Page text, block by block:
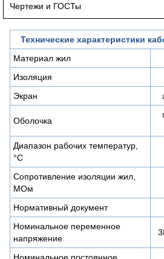
Чертежи и ГОСТы
Технические характеристики
Материал жил
Изоляция
Экран
Оболочка
Диапазон рабочих температур,
°C
Сопротивление изоляции жил,
МОм
Нормативный документ
Номинальное переменное
напряжение
Номинальное постоянное